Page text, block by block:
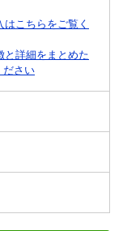
はこちらをご覧く
と詳細をまとめた
ださい